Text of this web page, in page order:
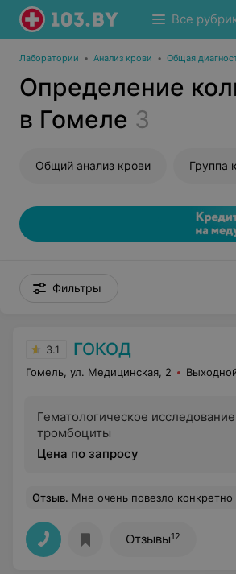
Все
Лаборатории • Анализ крови • Общая
Определение
в Гомеле 3
Общий анализ крови Группа
Фильтры
3.1 ГОКОД
Гомель, ул. Медицинская, 2
Гематологическое
тромбоциты
Цена по запросу
Отзыв. Мне очень повезло конкретно с этим врачом, на протяжении всего лечения в РО 1 была на связи и объясняла все моменты
Отзывы12